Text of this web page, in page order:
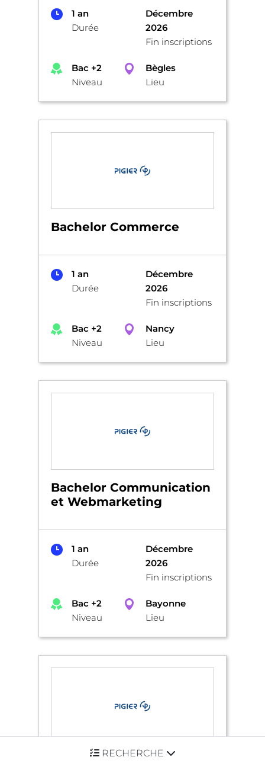
RECHERCHE
1 an
Durée
Décembre
2026
Fin inscriptions
Bac +2
Niveau
Bègles
Lieu
Bachelor Commerce
1 an
Durée
Décembre
2026
Fin inscriptions
Bac +2
Niveau
Nancy
Lieu
Bachelor Communication
et Webmarketing
1 an
Durée
Décembre
2026
Fin inscriptions
Bac +2
Niveau
Bayonne
Lieu